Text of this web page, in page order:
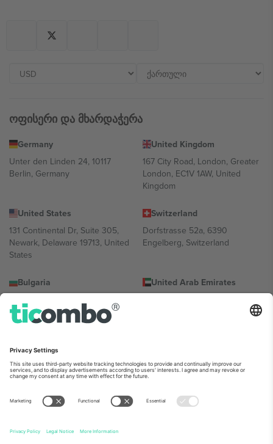
ოფისერი და მხარდაჭერა
Germany
Unter den Linden 24, 10117
Berlin, Germany
United Kingdom
167 City Road, London, Greater
London, EC1V 1AW, United
Kingdom
United States
131 Continental Dr, Suite 305,
Newark, Delaware 19713, United
States
Switzerland
Dorfstrasse 52a, 6390
Engelberg, Switzerland
Bulgaria
Totleben 53-55, 1606 Sofia,
Bulgaria
United Arab Emirates
Building A1, Office 302, Dubai,
Mexico
Av Chapultepec 360, Roma
Norte, Cuauhtémoc, 06700
Ciudad de México, CDMX,
Mexico
პლატფორმის პროვაიდერის იურიდიული პირი იცვლება